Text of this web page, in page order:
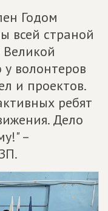
Годом
всей страной
волонтеров
и проектов.
ребят
Дело
–